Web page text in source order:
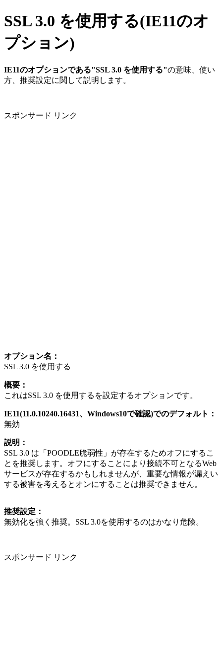
SSL 3.0 を使用する(IE11のオ
プション)
IE11のオプションである"SSL 3.0 を使用する"の意味、使い
方、推奨設定に関して説明します。
スポンサード リンク
オプション名：
SSL 3.0 を使用する
概要：
これはSSL 3.0 を使用するを設定するオプションです。
IE11(11.0.10240.16431、Windows10で確認)でのデフォルト：
無効
説明：
SSL 3.0 は「POODLE脆弱性」が存在するためオフにするこ
とを推奨します。オフにすることにより接続不可となるWeb
サービスが存在するかもしれませんが、重要な情報が漏えい
する被害を考えるとオンにすることは推奨できません。
推奨設定：
無効化を強く推奨。SSL 3.0を使用するのはかなり危険。
スポンサード リンク